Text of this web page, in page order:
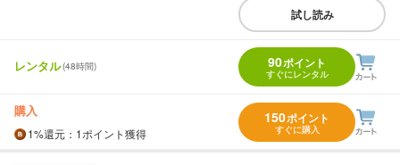
試し読み
レンタル(48時間) 90ポイント
すぐにレンタル
購入
1%還元 ：1ポイント獲得
150ポイント
すぐに購入